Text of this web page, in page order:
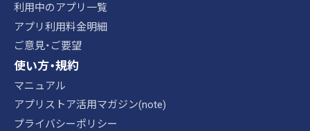
利用中のアプリ一覧
アプリ利用料金明細
ご意見・ご要望
使い方・規約
マニュアル
アプリストア活用マガジン(note)
プライバシーポリシー